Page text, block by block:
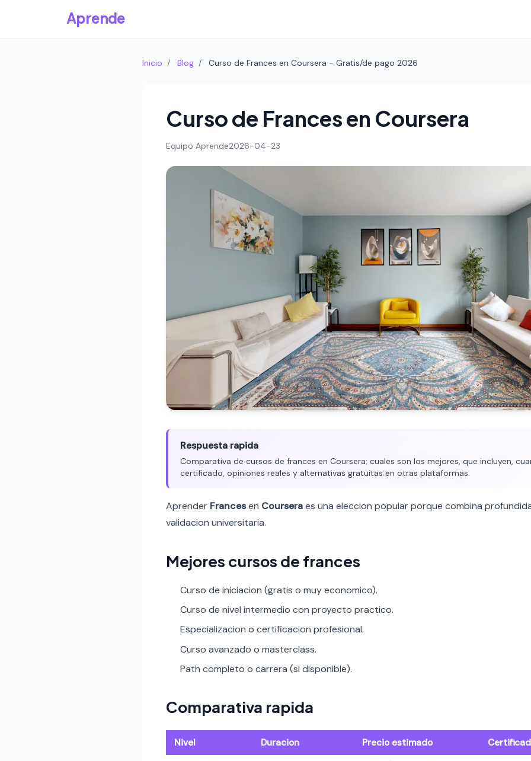
Aprende
Inicio / Blog / Curso de Frances en Coursera - Gratis/de pago 2026
Curso de Frances en Coursera
Equipo Aprende2026-04-23
Respuesta rapida
Comparativa de cursos de frances en Coursera: cuales son los mejores, que incluyen,
certificado, opiniones reales y alternativas gratuitas en otras plataformas.
Aprender Francesen Courseraes una eleccion popular porque combina
validacion universitaria.
Mejores cursos de frances
Curso de iniciacion (gratis o muy economico).
Curso de nivel intermedio con proyecto practico.
Especializacion o certificacion profesional.
Curso avanzado o masterclass.
Path completo o carrera (si disponible).
Comparativa rapida
Nivel Duracion Precio estimado